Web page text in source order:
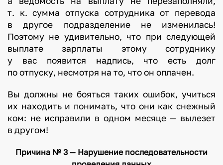
т. к. сумма отпуска сотрудника от перевода
в другое подразделение не изменилась!
Поэтому не удивительно, что при следующей
выплате зарплаты этому сотруднику
у вас появится надпись, что есть долг
по отпуску, несмотря на то, что он оплачен.
Вы должны не бояться таких ошибок, учиться
их находить и понимать, что они как снежный
ком: не исправили в одном месяце — вылезет
в другом!
Причина № 3 — Нарушение последовательности